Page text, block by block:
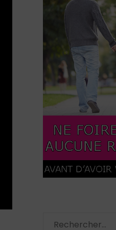
Rechercher :